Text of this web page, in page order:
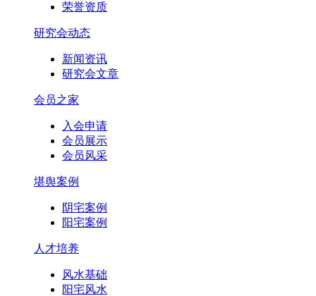
荣誉资质
研究会动态
新闻资讯
研究会文章
会员之家
入会申请
会员展示
会员风采
堪舆案例
阴宅案例
阳宅案例
人才培养
风水基础
阳宅风水